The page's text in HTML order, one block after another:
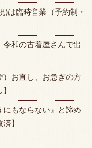
)は臨時営業（予約制・
和の古着屋さんで出
）お直し、お急ぎの方
にもならない』と諦め
】